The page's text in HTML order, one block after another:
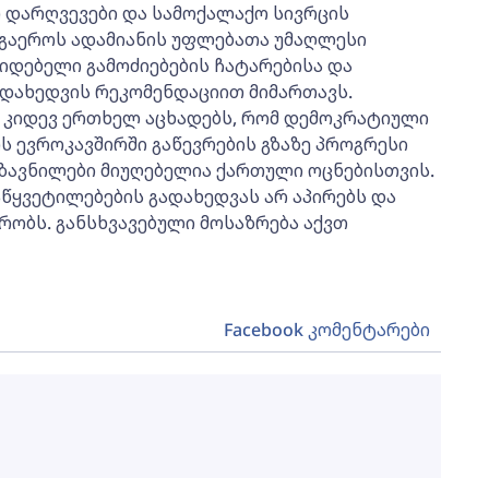
და სამოქალაქო სივრცის
ადამიანის უფლებათა უმაღლესი
გამოძიებების ჩატარებისა და
რეკომენდაციით მიმართავს.
ერთხელ აცხადებს, რომ დემოკრატიული
გაწევრების გზაზე პროგრესი
მიუღებელია ქართული ოცნებისთვის.
გადახედვას არ აპირებს და
განსხვავებული მოსაზრება აქვთ
Facebook კომენტარები